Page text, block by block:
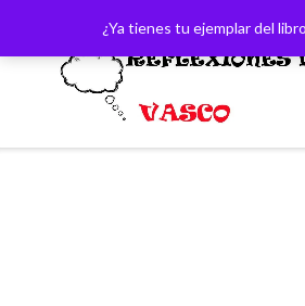
¿Ya tienes tu ejemplar del
contenido